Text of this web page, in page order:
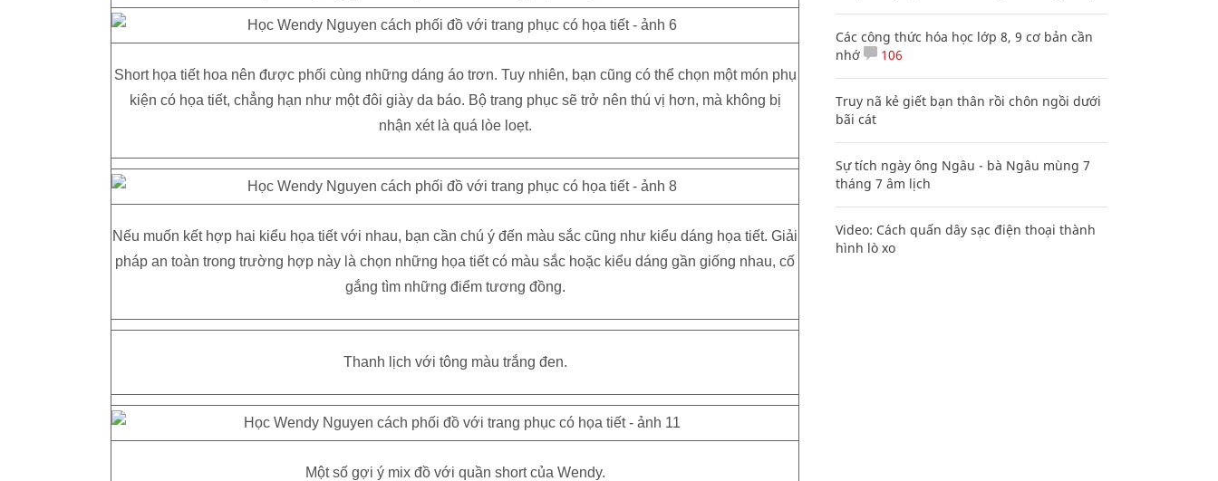
Short họa tiết hoa nên được phối cùng những dáng áo trơn. Tuy nhiên, bạn cũng có thể chọn một món phụ
kiện có họa tiết, chẳng hạn như một đôi giày da báo. Bộ trang phục sẽ trở nên thú vị hơn, mà không bị
nhận xét là quá lòe loẹt.
Nếu muốn kết hợp hai kiểu họa tiết với nhau, bạn cần chú ý đến màu sắc cũng như kiểu dáng họa tiết. Giải
pháp an toàn trong trường hợp này là chọn những họa tiết có màu sắc hoặc kiểu dáng gần giống nhau, cố
gắng tìm những điểm tương đồng.
Thanh lịch với tông màu trắng đen.
Một số gợi ý mix đồ với quần short của Wendy.
Các công thức hóa học lớp 8, 9 cơ bản cần
nhớ
106
Truy nã kẻ giết bạn thân rồi chôn ngồi dưới
bãi cát
Sự tích ngày ông Ngâu - bà Ngâu mùng 7
tháng 7 âm lịch
Video: Cách quấn dây sạc điện thoại thành
hình lò xo